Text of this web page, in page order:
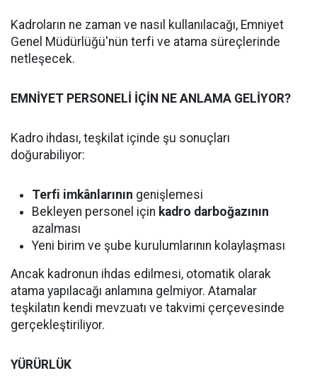
Kadroların ne zaman ve nasıl kullanılacağı, Emniyet
Genel Müdürlüğü'nün terfi ve atama süreçlerinde
netleşecek.
EMNİYET PERSONELİ İÇİN NE ANLAMA GELİYOR?
Kadro ihdası, teşkilat içinde şu sonuçları
doğurabiliyor:
Terfi imkânlarının genişlemesi
Bekleyen personel için kadro darboğazının
azalması
Yeni birim ve şube kurulumlarının kolaylaşması
Ancak kadronun ihdas edilmesi, otomatik olarak
atama yapılacağı anlamına gelmiyor. Atamalar
teşkilatın kendi mevzuatı ve takvimi çerçevesinde
gerçekleştiriliyor.
YÜRÜRLÜK